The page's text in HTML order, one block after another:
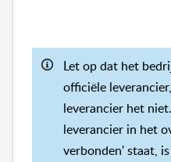
Let op dat het
officiële
leverancier het niet.
leverancier in het
verbonden' staat,